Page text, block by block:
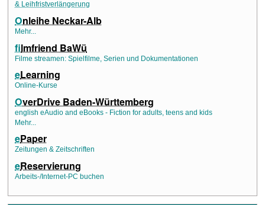
& Leihfristverlängerung
Onleihe Neckar-Alb
Mehr...
filmfriend BaWü
Filme streamen: Spielfilme, Serien und Dokumentationen
eLearning
Online-Kurse
OverDrive Baden-Württemberg
english eAudio and eBooks - Fiction for adults, teens and kids
Mehr...
ePaper
Zeitungen & Zeitschriften
eReservierung
Arbeits-/Internet-PC buchen